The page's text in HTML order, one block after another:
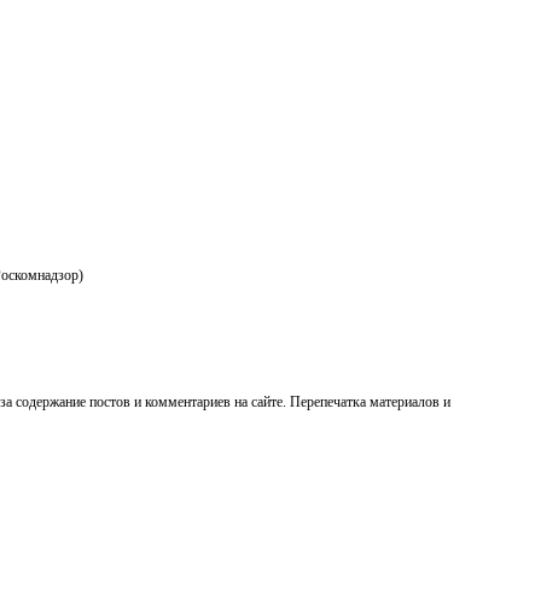
содержание постов и комментариев на сайте. Перепечатка материалов и